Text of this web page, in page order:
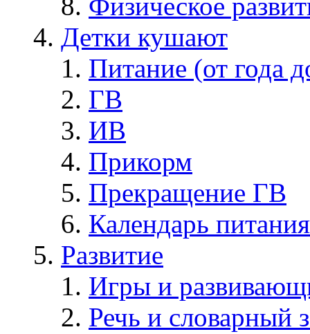
Детки кушают
Питание (от года
ГВ
ИВ
Прикорм
Прекращение ГВ
Календарь питания
Развитие
Игры и
Речь и словарный